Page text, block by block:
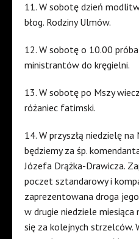
11. W sobotę dzień
błog. Rodziny Ulmów.
12. W sobotę o 10.00
ministrantów do kręgielni.
13. W sobotę po Mszy
różaniec fatimski.
14. W przyszłą niedzielę
będziemy za śp.
Józefa Drążka-Drawicza.
poczet sztandarowy i
zaprezentowana droga
w drugie niedziele
się za kolejnych strzelców.